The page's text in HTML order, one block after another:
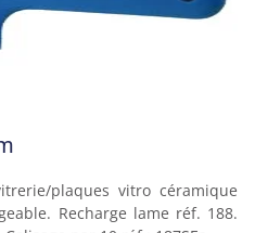
plaques vitro céramique
Recharge lame réf. 188.